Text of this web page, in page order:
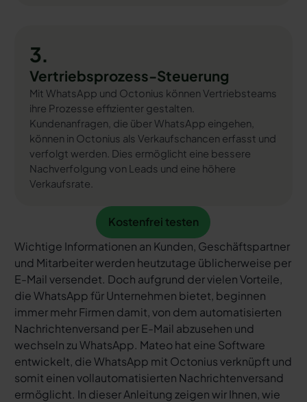
3.
Vertriebsprozess-Steuerung
Mit WhatsApp und Octonius können Vertriebsteams
ihre Prozesse effizienter gestalten.
Kundenanfragen, die über WhatsApp eingehen,
können in Octonius als Verkaufschancen erfasst und
verfolgt werden. Dies ermöglicht eine bessere
Nachverfolgung von Leads und eine höhere
Verkaufsrate.
Kostenfrei testen
Kostenfrei testen
Wichtige Informationen an Kunden, Geschäftspartner
und Mitarbeiter werden heutzutage üblicherweise per
E-Mail versendet. Doch aufgrund der vielen Vorteile,
die WhatsApp für Unternehmen bietet, beginnen
immer mehr Firmen damit, von dem automatisierten
Nachrichtenversand per E-Mail abzusehen und
wechseln zu WhatsApp. Mateo hat eine Software
entwickelt, die WhatsApp mit Octonius verknüpft und
somit einen vollautomatisierten Nachrichtenversand
ermöglicht. In dieser Anleitung zeigen wir Ihnen, wie